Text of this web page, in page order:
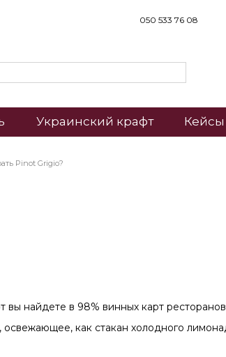
050 533 76 08
Украинский крафт Кейсы
Pinot Grigio?
найдете в 98% винных карт
как стакан холодного